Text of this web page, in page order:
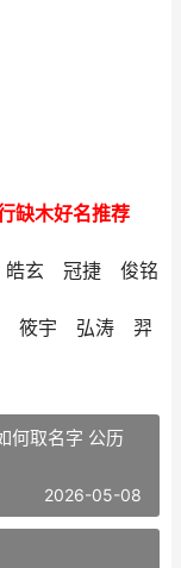
缺木好名推荐
玄 冠捷 俊铭
筱宇 弘涛 羿
何取名字 公历
2026-05-08